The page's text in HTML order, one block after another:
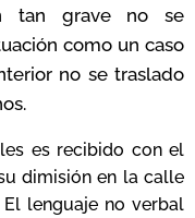
tan grave no se
como un caso
no se traslado
es recibido con el
dimisión en la calle
lenguaje no verbal